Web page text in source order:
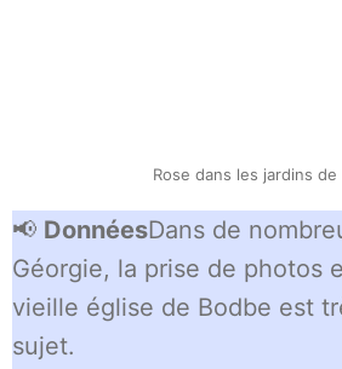
Rose dans les jardins de
📢 DonnéesDans de
Géorgie, la prise de photos
vieille église de Bodbe est
sujet.